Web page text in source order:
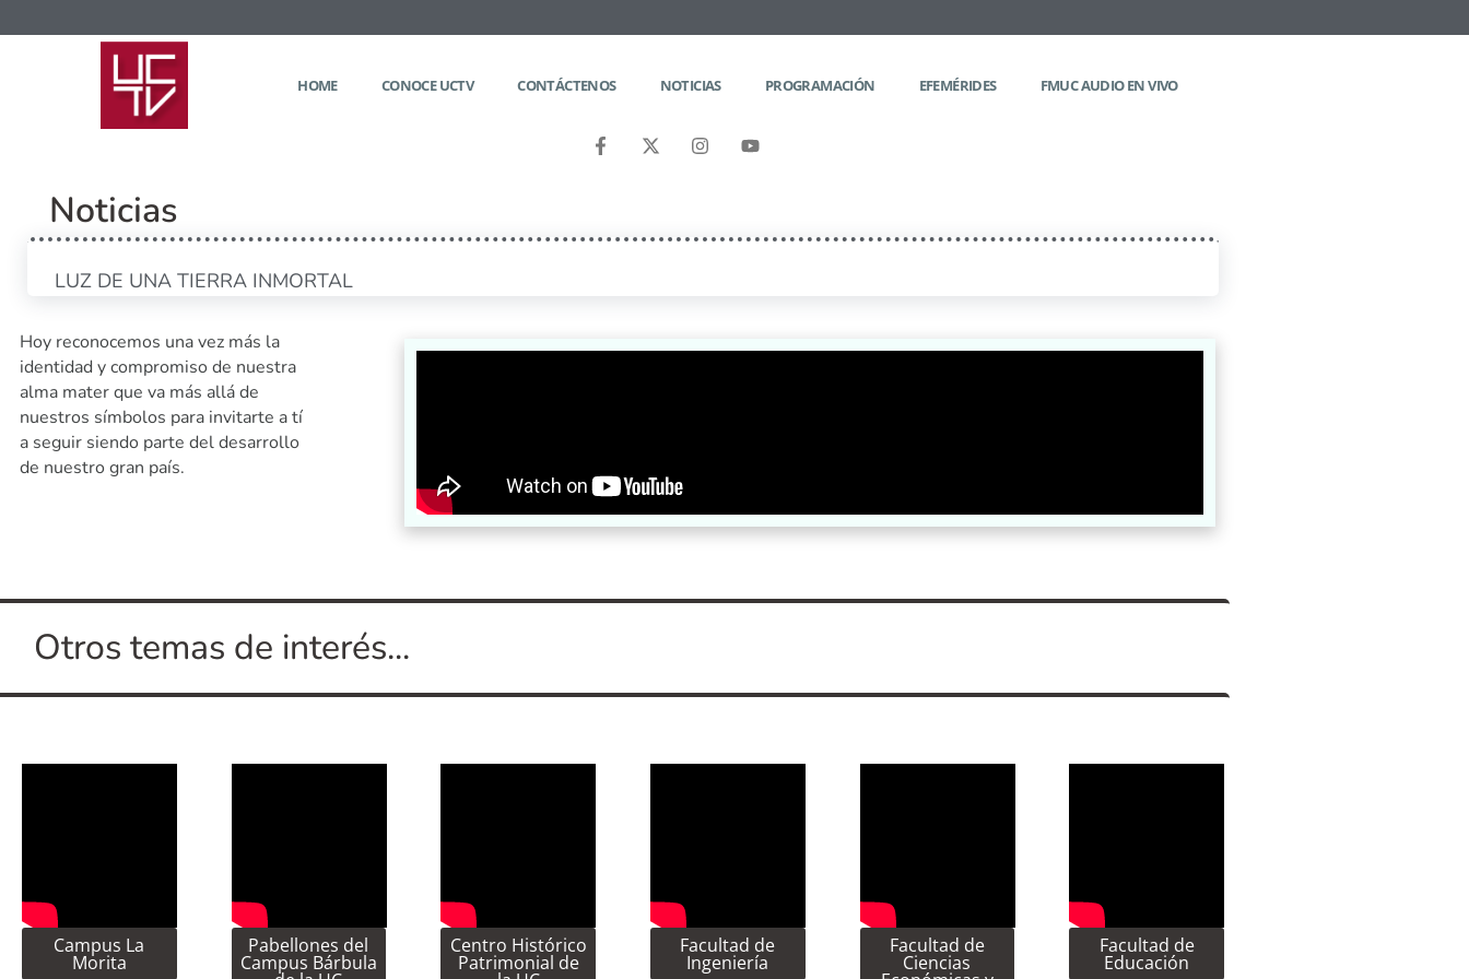
HOME CONOCE UCTV CONTÁCTENOS NOTICIAS PROGRAMACIÓN EFEMÉRIDES FMUC AUDIO EN VIVO
Noticias
LUZ DE UNA TIERRA INMORTAL
Hoy reconocemos una vez más la
identidad y compromiso de nuestra
alma mater que va más allá de
nuestros símbolos para invitarte a tí
a seguir siendo parte del desarrollo
de nuestro gran país.
Otros temas de interés...
Campus La
Morita
Pabellones del
Campus Bárbula
Centro Histórico
Patrimonial de
Facultad de
Ingeniería
Facultad de
Ciencias
Facultad de
Educación